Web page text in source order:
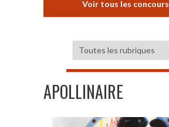
Voir tous les concours
APOLLINAIRE